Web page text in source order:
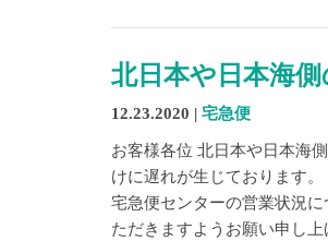
北日本や日本海
12.23.2020 | 宅急便
お客様各位 北日本や日本海
けに遅れが生じております
宅急便センターの営業状況
ただきますようお願い申し上